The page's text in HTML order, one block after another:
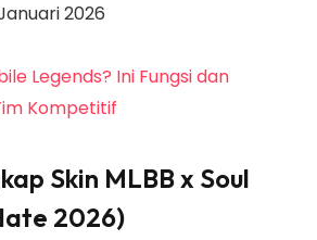
2026
Legends? Ini Fungsi dan
Kompetitif
Skin MLBB x Soul
2026)